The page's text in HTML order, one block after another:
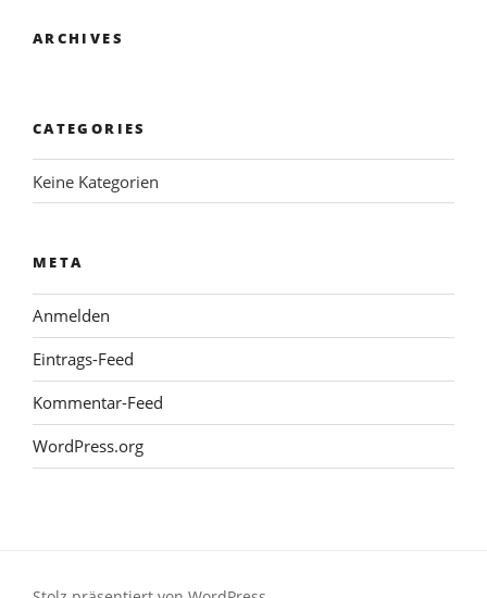
ARCHIVES
CATEGORIES
Keine Kategorien
META
Anmelden
Eintrags-Feed
Kommentar-Feed
WordPress.org